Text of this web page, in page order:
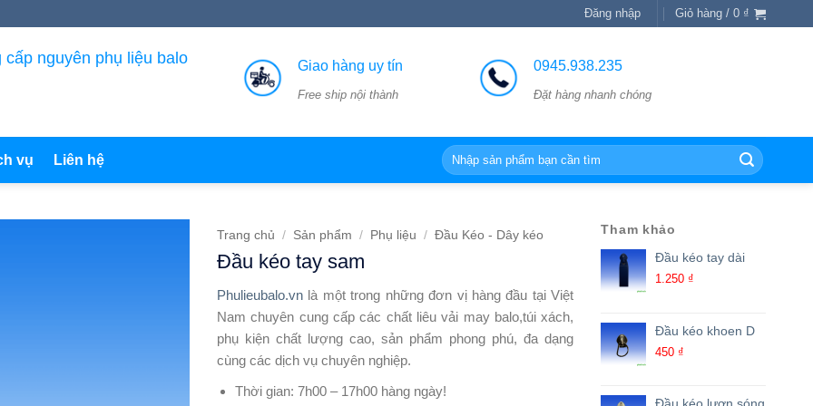
Đăng nhập Giỏ hàng / 0 ₫
nguyên phụ liệu balo Giao hàng uy tín
Free ship nội thành
0945.938.235
Đặt hàng nhanh chóng
vụ Liên hệ
Tìm
kiếm:
Trang chủ / Sản phẩm / Phụ liệu / Đầu Kéo - Dây kéo
Đầu kéo tay sam
Phulieubalo.vn là một trong những đơn vị hàng đầu tại Việt
Nam chuyên cung cấp các chất liêu vải may balo,túi xách,
phụ kiện chất lượng cao, sản phẩm phong phú, đa dạng
cùng các dịch vụ chuyên nghiệp.
Thời gian: 7h00 – 17h00 hàng ngày!
Tham khảo
Đầu kéo tay dài
1.250 ₫
Đầu kéo khoen D
450 ₫